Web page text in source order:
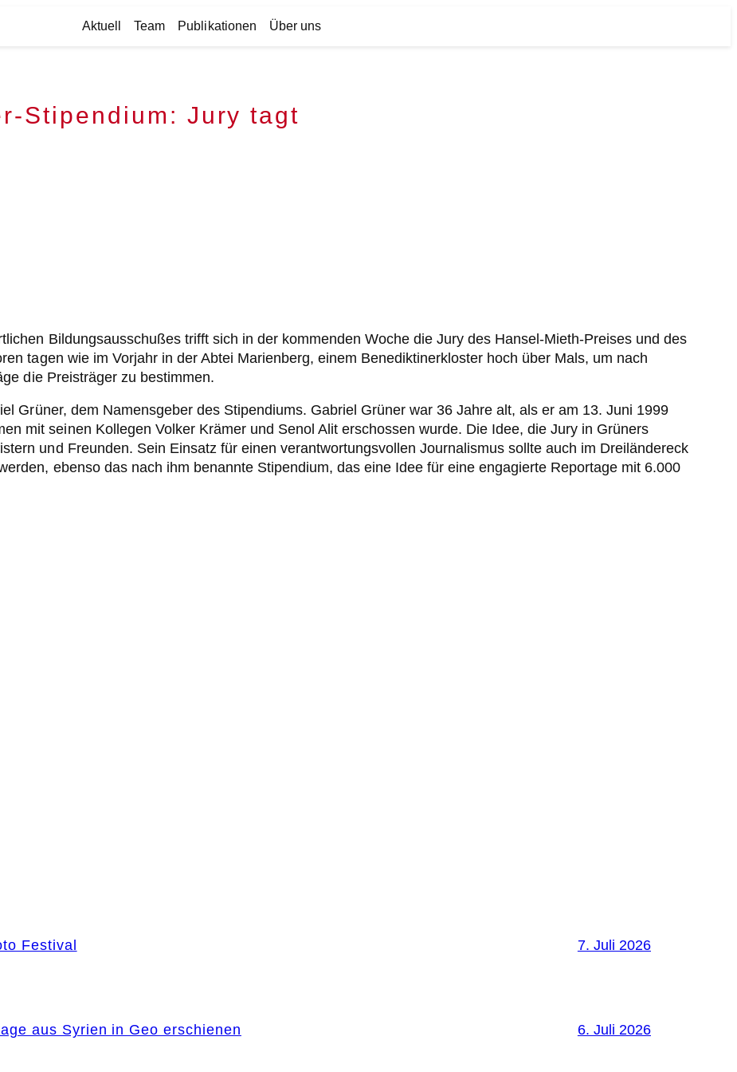
Aktuell Team Publikationen Über uns
Stipendium: Jury tagt
Bildungsausschußes trifft sich in der kommenden Woche die Jury des Hansel-Mieth-Preises und des
tagen wie im Vorjahr in der Abtei Marienberg, einem Benediktinerkloster hoch über Mals, um nach
die Preisträger zu bestimmen.
Grüner, dem Namensgeber des Stipendiums. Gabriel Grüner war 36 Jahre alt, als er am 13. Juni 1999
mit seinen Kollegen Volker Krämer und Senol Alit erschossen wurde. Die Idee, die Jury in Grüners
und Freunden. Sein Einsatz für einen verantwortungsvollen Journalismus sollte auch im Dreiländereck
ebenso das nach ihm benannte Stipendium, das eine Idee für eine engagierte Reportage mit 6.000
Festival 7. Juli 2026
aus Syrien in Geo erschienen 6. Juli 2026